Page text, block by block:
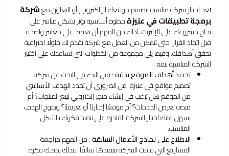
يُعد اختيار شركة مناسبة لتصميم موقعك الإلكتروني أو التعاون معشركة
برمجة تطبيقات في عنيزةخطوة أساسية تؤثر بشكل مباشر على
نجاح مشروعك على الإنترنت، لذلك من المهم أن تعتمد على معايير واضحة
قبل اتخاذ القرار، حتى تتمكن من العمل مع شركة تقدم لك حلولًا احترافية
تحقق أهدافك. وفيما يلي مجموعة من الخطوات التي تساعدك على اختيار
الشركة المناسبة بثقة:
تحديد أهداف الموقع بدقة: قبل البدء في البحث عن شركة
تصميم مواقع في عنيزة، من الضروري أن تحدد الهدف الأساسي
من الموقع هل ترغب في إنشاء متجر إلكتروني لبيع المنتجات؟ أم
منصة لعرض الخدمات؟ أم موقعًا إخباريًا أو تعريفيًا؟ وضوح الهدف
يسهل عليك اختيار الشركة القادرة على تنفيذ فكرتك بالشكل
المناسب.
الاطلاع على نماذج الأعمال السابقة: من المهم مراجعة
المشاريع التي قامت الشركة بتنفيذها سابقًا، فذلك يمنحك فكرة